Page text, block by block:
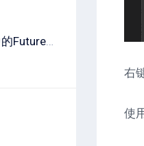
Unreal Engine中的Future-Promise模式：深入解析异步编程利器 异步模板说明
右
使